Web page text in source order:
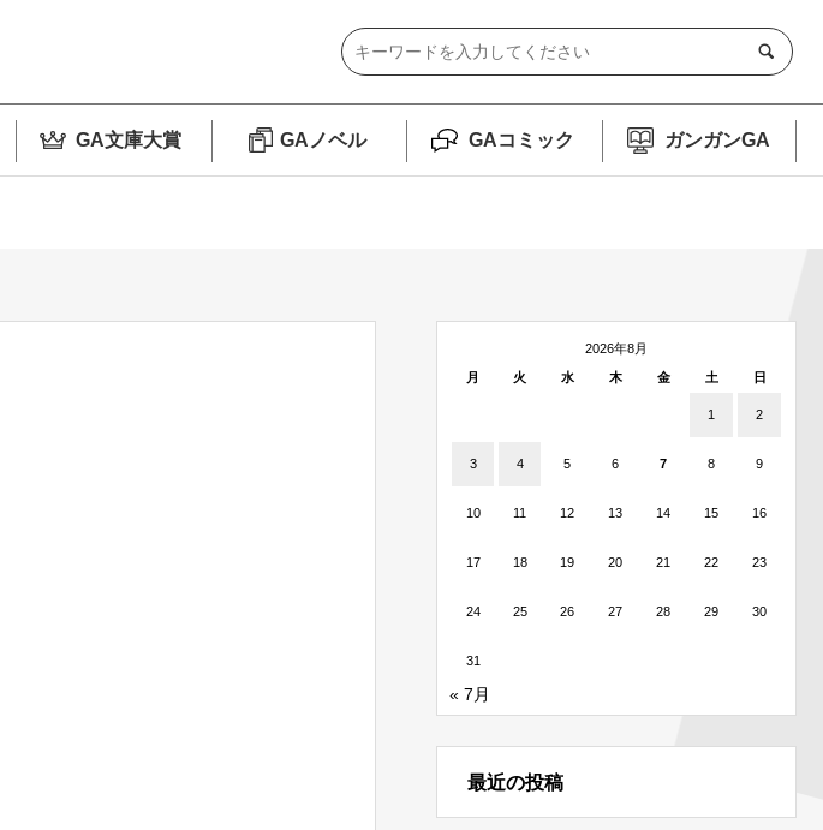
GA文庫大賞 GAノベル GAコミック ガンガンGA
2026年8月
月
火 水 木 金 土 日
1 2
3 4 5 6 7 8 9
10 11 12 13 14 15 16
17 18 19 20 21 22 23
24 25 26 27 28 29 30
31
« 7月
最近の投稿